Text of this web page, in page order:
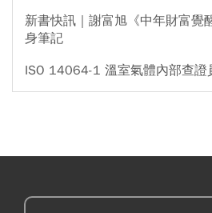
新書快訊｜謝富旭《中年財富覺
身筆記
ISO 14064-1 溫室氣體內部查證